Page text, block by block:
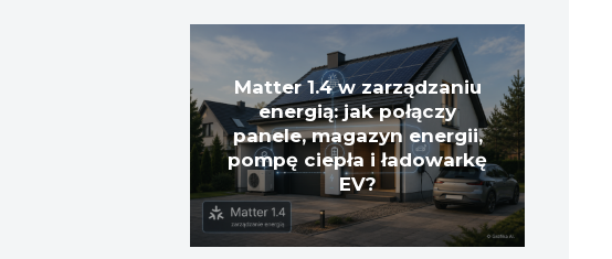
Matter 1.4 w zarządzaniu
energią: jak połączy
panele, magazyn energii,
pompę ciepła i ładowarkę
EV?